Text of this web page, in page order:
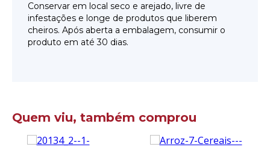
Conservar em local seco e arejado, livre de
infestações e longe de produtos que liberem
cheiros. Após aberta a embalagem, consumir o
produto em até 30 dias.
Quem viu, também comprou